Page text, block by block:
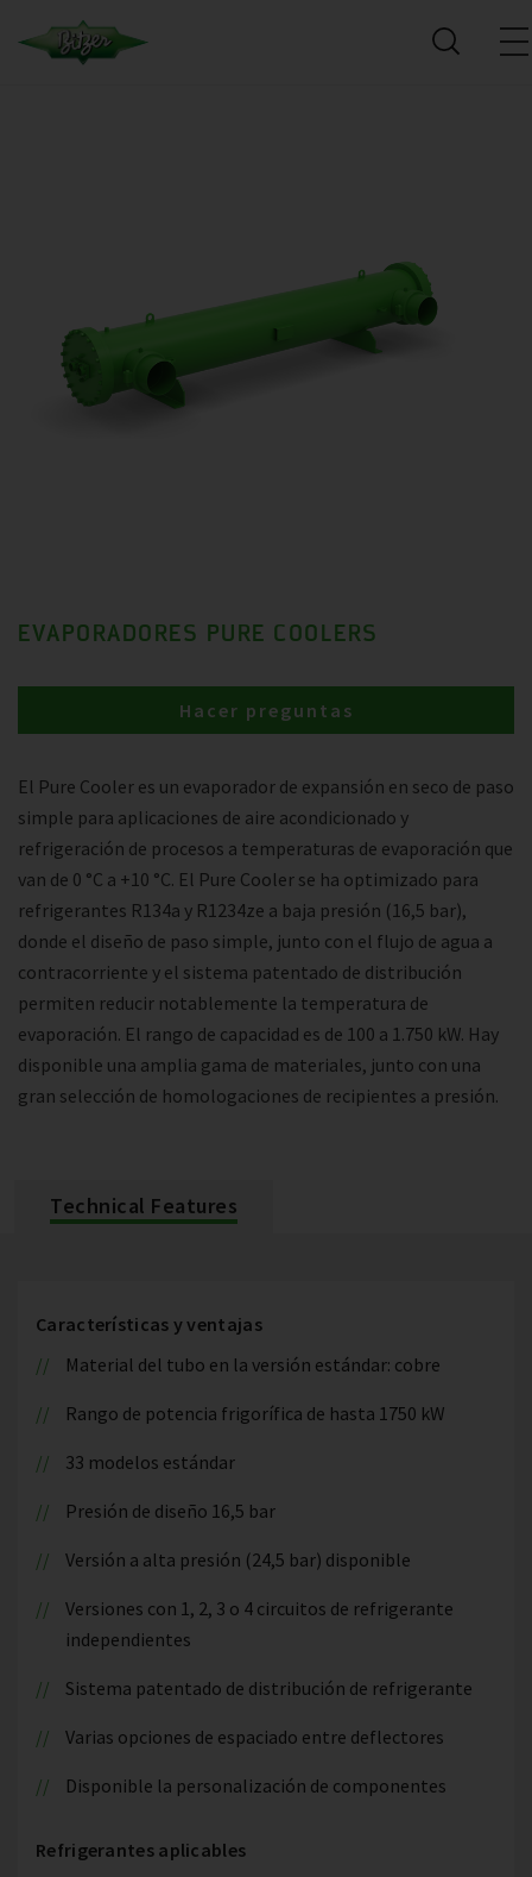
EVAPORADORES PURE COOLERS
El Pure Cooler es un evaporador de expansión en seco de paso
simple para aplicaciones de aire acondicionado y
refrigeración de procesos a temperaturas de evaporación que
van de 0 °C a +10 °C. El Pure Cooler se ha optimizado para
refrigerantes R134a y R1234ze a baja presión (16,5 bar),
donde el diseño de paso simple, junto con el flujo de agua a
contracorriente y el sistema patentado de distribución
permiten reducir notablemente la temperatura de
evaporación. El rango de capacidad es de 100 a 1.750 kW. Hay
disponible una amplia gama de materiales, junto con una
gran selección de homologaciones de recipientes a presión.
Hacer preguntas
Technical Features
Características y ventajas
Material del tubo en la versión estándar: cobre
Rango de potencia frigorífica de hasta 1750 kW
33 modelos estándar
Presión de diseño 16,5 bar
Versión a alta presión (24,5 bar) disponible
Versiones con 1, 2, 3 o 4 circuitos de refrigerante
independientes
Sistema patentado de distribución de refrigerante
Varias opciones de espaciado entre deflectores
Disponible la personalización de componentes
Refrigerantes aplicables